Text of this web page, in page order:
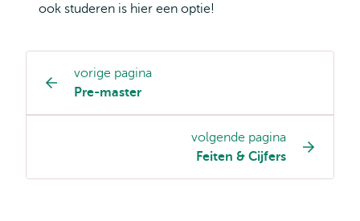
ook studeren is hier een optie!
Opleiding
pagina
navigatie
vorige pagina
Pre-master
volgende pagina
Feiten & Cijfers